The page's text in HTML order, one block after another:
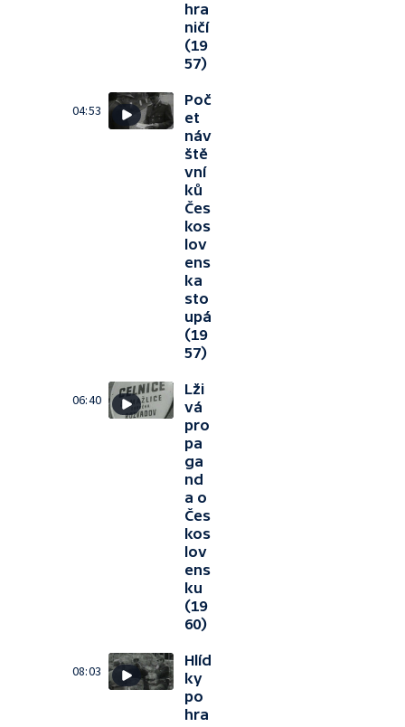
hra
ničí
(19
57)
04:53
Poč
et
náv
ště
vní
ků
Čes
kos
lov
ens
ka
sto
upá
(19
57)
06:40
Lži
vá
pro
pa
ga
nd
a o
Čes
kos
lov
ens
ku
(19
60)
08:03
Hlíd
ky
po
hra